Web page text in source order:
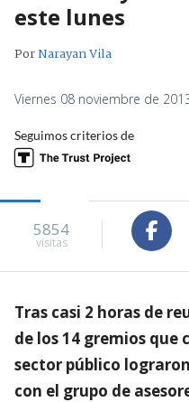
este lunes
PorNarayan Vila
Viernes 08 noviembre de
Seguimos criterios de
5854
visitas
Tras casi 2 horas de
de los 14 gremios que
sector público
con el grupo de